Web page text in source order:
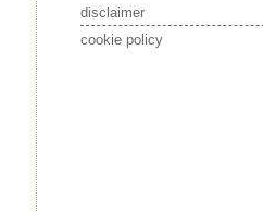
disclaimer
cookie policy